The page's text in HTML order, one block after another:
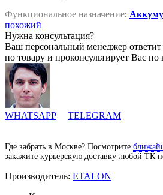
Функциональное назначение:
похожий
Нужна консультация?
Ваш персональный менеджер
по товару и проконсультирует Вас по
WHATSAPP TELEGRAM
Где забрать в Москве? Посмотрите
закажите курьерскую доставку любой ТК
Производитель: ETALON